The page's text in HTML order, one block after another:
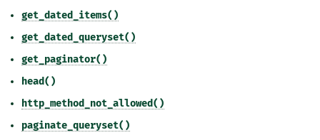
get_dated_items()
get_dated_queryset()
get_paginator()
head()
http_method_not_allowed()
paginate_queryset()